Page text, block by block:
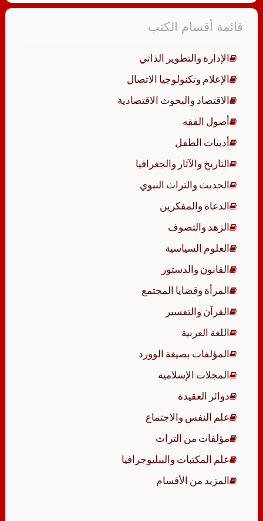
قائمة أقسام الكتب
الإدارة والتطوير الذاتي
الإعلام وتكنولوجيا الاتصال
الاقتصاد والبحوث الاقتصادية
أصول الفقه
أدبيات الطفل
التاريخ والآثار والجغرافيا
الحديث والتراث النبوي
الدعاة والمفكرين
الزهد والتصوف
العلوم السياسية
القانون والدستور
المرأة وقضايا المجتمع
القرآن والتفسير
اللغة العربية
المؤلفات بصيغة الوورد
المجلات الإسلامية
دوائر العقيدة
علم النفس والاجتماع
مؤلفات من التراث
علم المكتبات والببليوجرافيا
المزيد من الأقسام